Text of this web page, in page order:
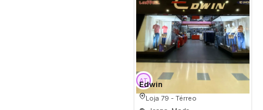
Edwin
Loja 79 - Térreo